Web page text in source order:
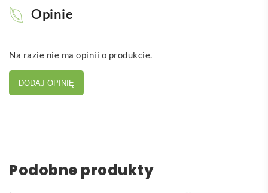
Opinie
Na razie nie ma opinii o produkcie.
DODAJ OPINIĘ
Podobne produkty